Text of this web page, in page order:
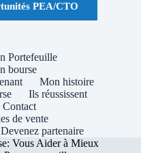
PEA/CTO
Portefeuille
bourse
Mon histoire
Ils réussissent
Contact
de vente
Devenez partenaire
Vous Aider à Mieux